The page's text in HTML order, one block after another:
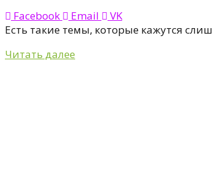
Facebook
Email
VK
Есть такие темы, которые кажутся
Читать далее